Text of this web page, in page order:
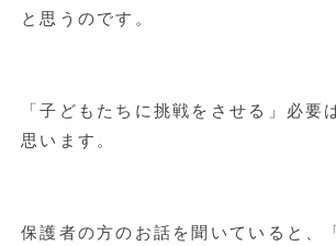
と思うのです。
「子どもたちに挑戦をさせる」必要
思います。
保護者の方のお話を聞いていると、